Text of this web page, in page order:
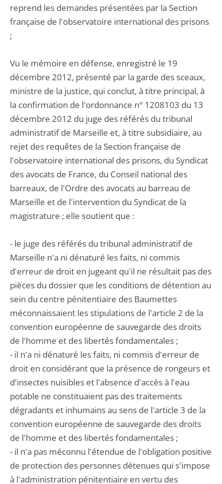
reprend les demandes présentées par la Section
française de l'observatoire international des prisons
;
Vu le mémoire en défense, enregistré le 19
décembre 2012, présenté par la garde des sceaux,
ministre de la justice, qui conclut, à titre principal, à
la confirmation de l'ordonnance n° 1208103 du 13
décembre 2012 du juge des référés du tribunal
administratif de Marseille et, à titre subsidiaire, au
rejet des requêtes de la Section française de
l'observatoire international des prisons, du Syndicat
des avocats de France, du Conseil national des
barreaux, de l'Ordre des avocats au barreau de
Marseille et de l'intervention du Syndicat de la
magistrature ; elle soutient que :
- le juge des référés du tribunal administratif de
Marseille n'a ni dénaturé les faits, ni commis
d'erreur de droit en jugeant qu'il ne résultait pas des
pièces du dossier que les conditions de détention au
sein du centre pénitentiaire des Baumettes
méconnaissaient les stipulations de l'article 2 de la
convention européenne de sauvegarde des droits
de l'homme et des libertés fondamentales ;
- il n'a ni dénaturé les faits, ni commis d'erreur de
droit en considérant que la présence de rongeurs et
d'insectes nuisibles et l'absence d'accès à l'eau
potable ne constituaient pas des traitements
dégradants et inhumains au sens de l'article 3 de la
convention européenne de sauvegarde des droits
de l'homme et des libertés fondamentales ;
- il n'a pas méconnu l'étendue de l'obligation positive
de protection des personnes détenues qui s'impose
à l'administration pénitentiaire en vertu des